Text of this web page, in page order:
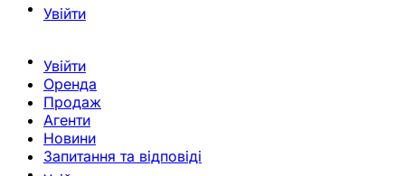
Увійти
Увійти
Оренда
Продаж
Агенти
Новини
Запитання та відповіді